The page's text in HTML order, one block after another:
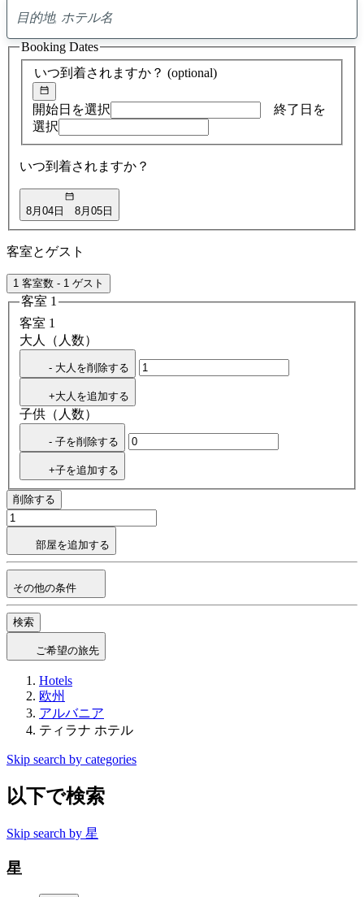
ア
ド
バ
イ
検
索
いつ到着されますか？ (optional)
開始日を選択
終了日を
選択
いつ到着されますか？
8月04日 8月05日
Booking Dates
客室とゲスト
1 客室数 - 1 ゲスト
客室 1
客室 1
大人（人数）
- 大人を削除する
+大人を追加する
子供（人数）
- 子を削除する
+子を追加する
削除する
部屋を追加する
その他の条件
検索
ご希望の旅先
Hotels
欧州
アルバニア
ティラナ ホテル
Skip search by categories
以下で検索
Skip search by 星
星